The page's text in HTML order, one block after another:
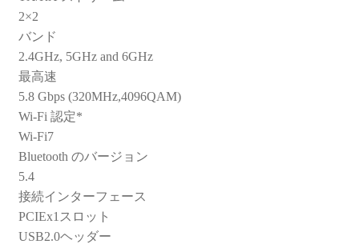
2×2
バンド
2.4GHz, 5GHz and 6GHz
最高速
5.8 Gbps (320MHz,4096QAM)
Wi-Fi 認定*
Wi-Fi7
Bluetooth のバージョン
5.4
接続インターフェース
PCIEx1スロット
USB2.0ヘッダー